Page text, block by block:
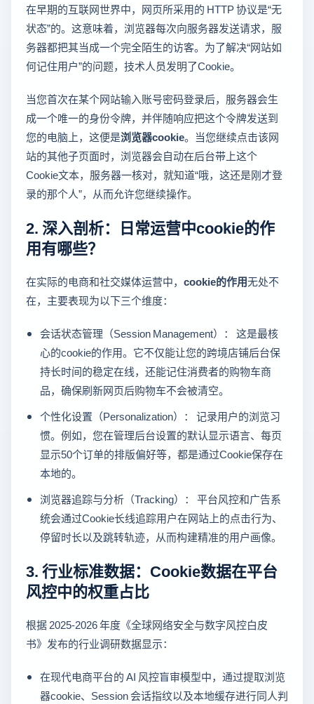
在早期的互联网世界中，网页所采用的 HTTP 协议是“无
状态”的。这意味着，浏览器每次向服务器发送请求，服
务器都把其当成一个完全陌生的访客。为了解决“网站如
何记住用户”的问题，技术人员发明了Cookie。
当您首次在某个网站输入账号密码登录后，服务器会生
成一个唯一的身份令牌，并伴随响应把这个令牌发送到
您的电脑上，这便是浏览器cookie。当您继续点击该网
站的其他子页面时，浏览器会自动在后台带上这个
Cookie文本，服务器一核对，就知道“哦，这还是刚才登
录的那个人”，从而允许您继续操作。
2. 深入剖析：日常运营中cookie的作
用有哪些？
在实际的电商和社交媒体运营中， cookie的作用无处不
在，主要表现为以下三个维度：
会话状态管理（Session Management）： 这是最核
心的cookie的作用。它不仅能让您的跨境店铺后台保
持长时间的稳定在线，还能记住消费者的购物车商
品，确保刷新网页后购物车不会被清空。
个性化设置（Personalization）： 记录用户的浏览习
惯。例如，您在管理后台设置的默认显示语言、每页
显示50个订单的排版偏好等，都是通过Cookie保存在
本地的。
浏览器追踪与分析（Tracking）： 平台风控和广告系
统会通过Cookie长线追踪用户在网站上的点击行为、
停留时长以及跳转轨迹，从而构建精准的用户画像。
3. 行业标准数据：Cookie数据在平台
风控中的权重占比
根据 2025-2026 年度《全球网络安全与数字风控白皮
书》发布的行业调研数据显示：
在现代电商平台的 AI 风控盲审模型中，通过提取浏览
器cookie、Session 会话指纹以及本地缓存进行同人判